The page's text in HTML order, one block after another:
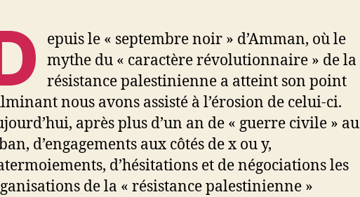
epuis le « septembre noir » d’Amman, où le
mythe du « caractère révolutionnaire » de la
résistance palestinienne a atteint son point
nous avons assisté à l’érosion de celui-ci.
après plus d’un an de « guerre civile » au
d’engagements aux côtés de x ou y,
d’hésitations et de négociations les
de la « résistance palestinienne »